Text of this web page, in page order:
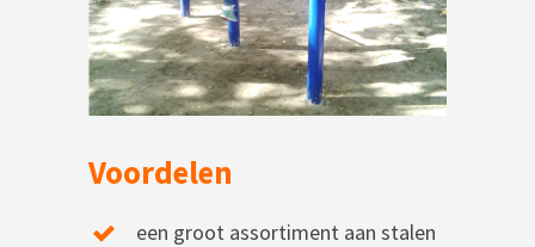
Voordelen
een groot assortiment aan stalen